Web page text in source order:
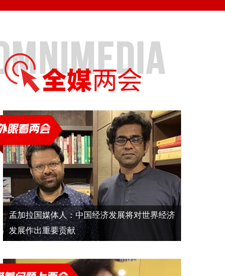
孟加拉国媒体人：中国经济发展将对世界经济
发展作出重要贡献